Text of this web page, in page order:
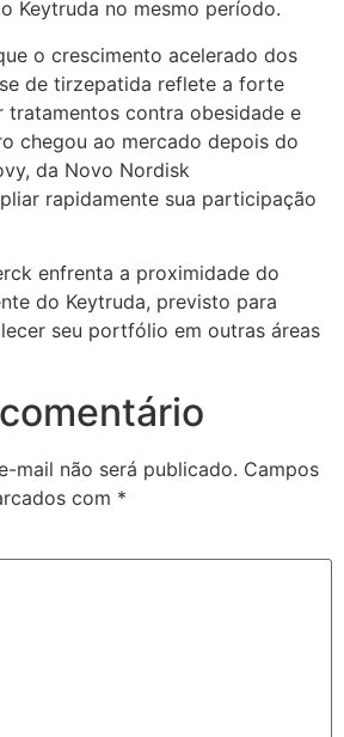
Keytruda no mesmo período.
o crescimento acelerado dos
de tirzepatida reflete a forte
tratamentos contra obesidade e
chegou ao mercado depois do
da Novo Nordisk
rapidamente sua participação
enfrenta a proximidade do
do Keytruda, previsto para
seu portfólio em outras áreas
mail não será publicado. Campos
com *